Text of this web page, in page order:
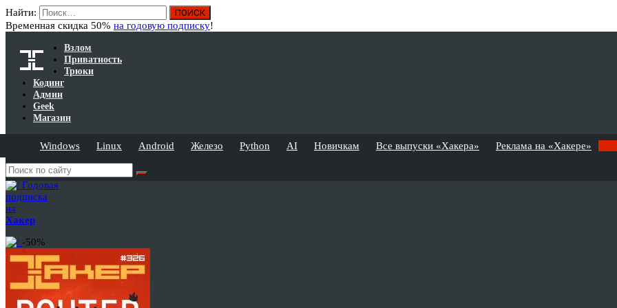
Найти:
Временная скидка 50% на годовую подписку!
Взлом
Приватность
Трюки
Кодинг
Админ
Geek
Магазин
Windows Linux Android Железо Python AI Новичкам Все выпуски «Хакера» Реклама на «Хакере»
Годовая
подписка
на
Хакер
-50%